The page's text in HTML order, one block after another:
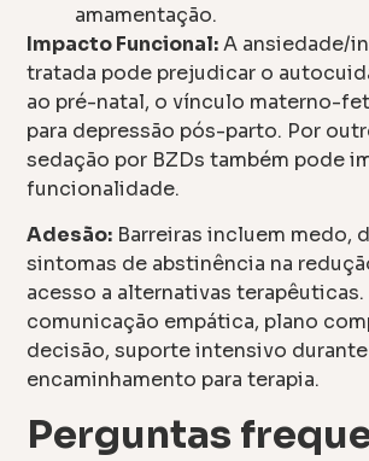
amamentação.
Impacto Funcional:A ansiedade/
tratada pode prejudicar o
ao pré-natal, o vínculo materno-
para depressão pós-parto. Por
sedação por BZDs também pode
funcionalidade.
Adesão: Barreiras incluem medo,
sintomas de abstinência na
acesso a alternativas
comunicação empática, plano
decisão, suporte intensivo
encaminhamento para terapia.
Perguntas